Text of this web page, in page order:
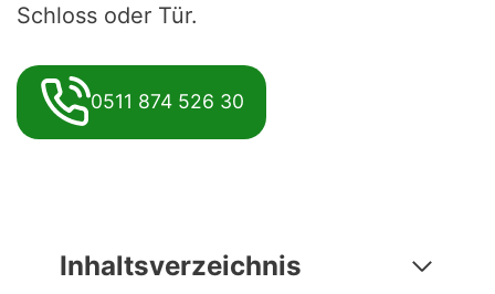
Schloss oder Tür.
0511 874 526 30
Inhaltsverzeichnis